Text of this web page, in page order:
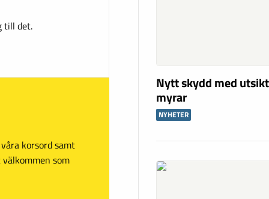
till det.
korsord samt
som
Nytt skydd med
myrar
NYHETER